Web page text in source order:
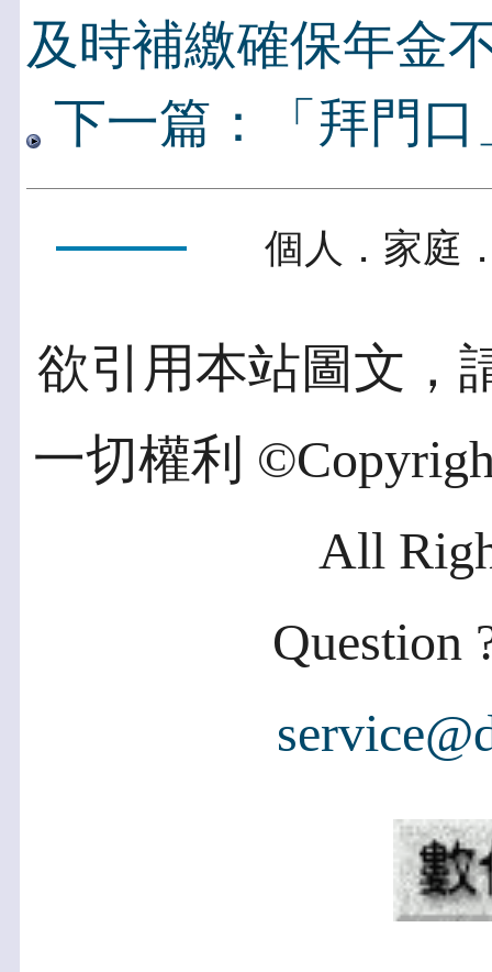
及時補繳確保年金
下一篇：「拜門
個人．家庭
欲引用本站圖文，
一切權利
All
Question